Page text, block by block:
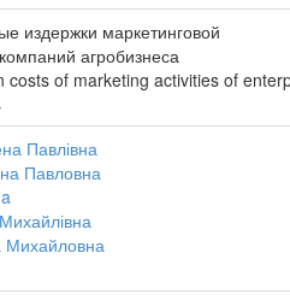
издержки маркетинговой
агробизнеса
costs of marketing activities of
Павлівна
Павловна
Михайловна